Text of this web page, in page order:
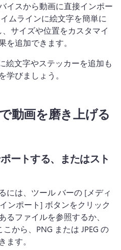
イスから動画に直接インポー
ムラインに絵文字を簡単に
サイズや位置をカスタマイ
を追加できます。
絵文字やステッカーを追加も
学びましょう。
動画を磨き上げる
ートする、またはスト
には、ツール バーの [メディ
ンポート] ボタンをクリック
るファイルを参照するか、
こから、PNG または JPEG の
ます。